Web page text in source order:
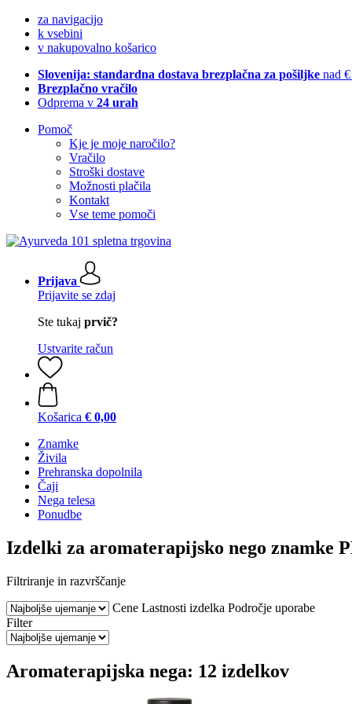
za navigacijo
k vsebini
v nakupovalno košarico
Slovenija: standardna dostava brezplačna za pošiljke nad
Brezplačno vračilo
Odprema v 24 urah
Pomoč
Kje je moje naročilo?
Vračilo
Stroški dostave
Možnosti plačila
Kontakt
Vse teme pomoči
Prijava
Prijavite se zdaj
Ste tukaj prvič?
Ustvarite račun
Košarica € 0,00
Znamke
Živila
Prehranska dopolnila
Čaji
Nega telesa
Ponudbe
Izdelki za aromaterapijsko nego znamke
Filtriranje in razvrščanje
Cene Lastnosti izdelka Področje uporabe
Filter
Aromaterapijska nega: 12 izdelkov